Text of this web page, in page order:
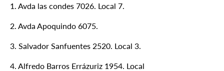
1. Avda las condes 7026. Local 7.
2. Avda Apoquindo 6075.
3. Salvador Sanfuentes 2520. Local 3.
4. Alfredo Barros Errázuriz 1954. Local